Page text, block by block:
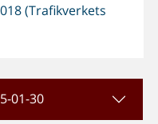
(Trafikverkets
01-30